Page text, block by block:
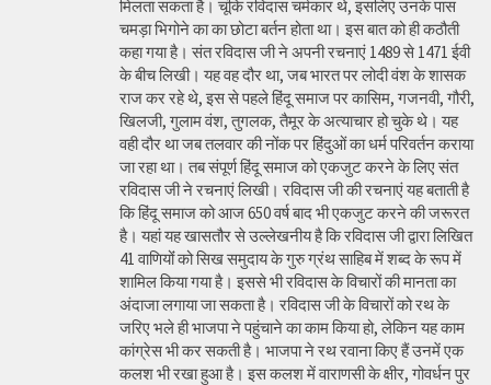
मिलता सकता है। चूंकि रविदास चर्मकार थे, इसलिए उनके पास
चमड़ा भिगोने का का छोटा बर्तन होता था। इस बात को ही कठौती
कहा गया है। संत रविदास जी ने अपनी रचनाएं 1489 से 1471 ईवी
के बीच लिखी। यह वह दौर था, जब भारत पर लोदी वंश के शासक
राज कर रहे थे, इस से पहले हिंदू समाज पर कासिम, गजनवी, गौरी,
खिलजी, गुलाम वंश, तुगलक, तैमूर के अत्याचार हो चुके थे। यह
वही दौर था जब तलवार की नोंक पर हिंदुओं का धर्म परिवर्तन कराया
जा रहा था। तब संपूर्ण हिंदू समाज को एकजुट करने के लिए संत
रविदास जी ने रचनाएं लिखी। रविदास जी की रचनाएं यह बताती है
कि हिंदू समाज को आज 650 वर्ष बाद भी एकजुट करने की जरूरत
है। यहां यह खासतौर से उल्लेखनीय है कि रविदास जी द्वारा लिखित
41 वाणियोंं को सिख समुदाय के गुरु ग्रंथ साहिब में शब्द के रूप में
शामिल किया गया है। इससे भी रविदास के विचारों की मानता का
अंदाजा लगाया जा सकता है। रविदास जी के विचारों को रथ के
जरिए भले ही भाजपा ने पहुंचाने का काम किया हो, लेकिन यह काम
कांग्रेस भी कर सकती है। भाजपा ने रथ रवाना किए हैं उनमें एक
कलश भी रखा हुआ है। इस कलश में वाराणसी के क्षीर, गोवर्धन पुर